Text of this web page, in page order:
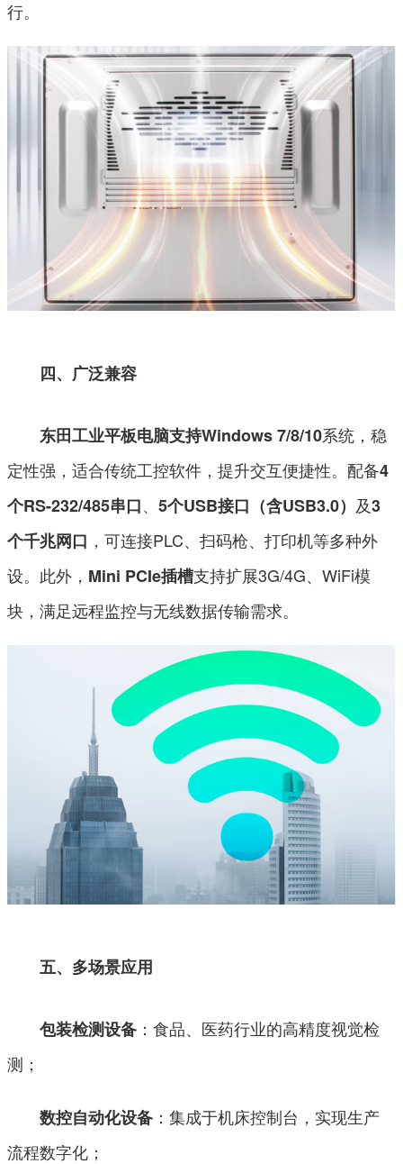
行。
四、广泛兼容
东田工业平板电脑支持Windows 7/8/10系统，稳
定性强，适合传统工控软件，提升交互便捷性。配备4
个RS-232/485串口、5个USB接口（含USB3.0）及3
个千兆网口 ，可连接PLC、扫码枪、打印机等多种外
设。此外， Mini PCIe插槽支持扩展3G/4G、WiFi模
块，满足远程监控与无线数据传输需求。
五、多场景应用
包装检测设备 ：食品、医药行业的高精度视觉检
测；
数控自动化设备 ：集成于机床控制台，实现生产
流程数字化；